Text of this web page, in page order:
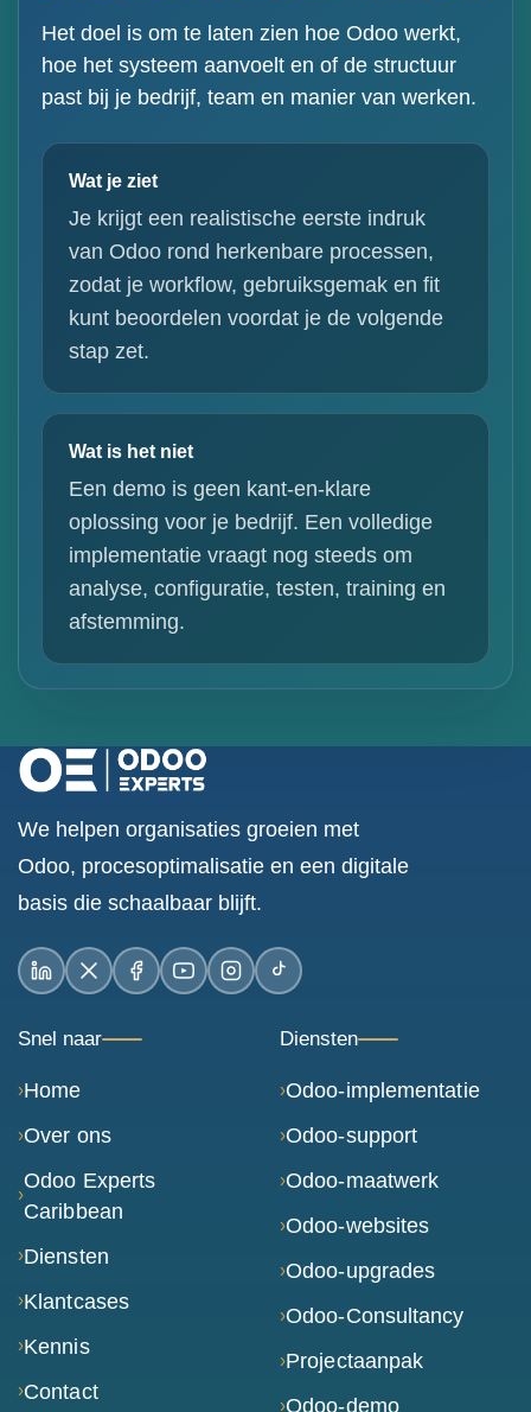
Het doel is om te laten zien hoe Odoo werkt,
hoe het systeem aanvoelt en of de structuur
past bij je bedrijf, team en manier van werken.
Wat je ziet
Je krijgt een realistische eerste indruk
van Odoo rond herkenbare processen,
zodat je workflow, gebruiksgemak en fit
kunt beoordelen voordat je de volgende
stap zet.
Wat is het niet
Een demo is geen kant-en-klare
oplossing voor je bedrijf. Een volledige
implementatie vraagt nog steeds om
analyse, configuratie, testen, training en
afstemming.
We helpen organisaties groeien met
Odoo, procesoptimalisatie en een digitale
basis die schaalbaar blijft.
LinkedInX / Twitter
Facebook
YouTubeInstagram
TikTok
Snel naar
Home
Over ons
Odoo Experts
Caribbean
Diensten
Klantcases
Kennis
Contact
Diensten
Odoo-implementatie
Odoo-support
Odoo-maatwerk
Odoo-websites
Odoo-upgrades
Odoo-Consultancy
Projectaanpak
Odoo-demo